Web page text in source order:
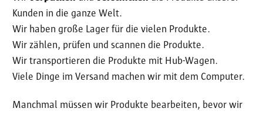
Kunden in die ganze Welt.
Wir haben große Lager für die vielen Produkte.
Wir zählen, prüfen und scannen die Produkte.
Wir transportieren die Produkte mit Hub-Wagen.
Viele Dinge im Versand machen wir mit dem Computer.
Manchmal müssen wir Produkte bearbeiten, bevor wir